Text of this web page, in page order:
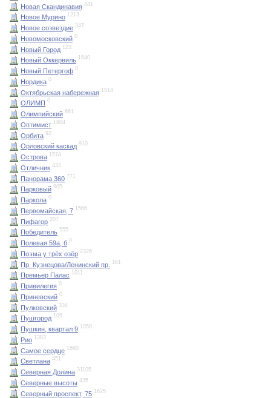
Новая Скандинавия 441
Новое Мурино 1213
Новое созвездие 347
Новомосковский 0
Новый Город 123
Новый Оккервиль 1640
Новый Петергоф 0
Нордика 0
Октябрьская набережная 1514
ОЛИМП 0
Олимпийский 661
Оптимист 1804
Орбита 92
Орловский каскад 910
Острова 1574
Отличник 432
Панорама 360 771
Парковый 905
Паркола 0
Первомайская, 7 1566
Пифагор 207
Победитель 555
Полевая 59а, б 0
Поэма у трёх озёр 2326
Пр. Кузнецова/Ленинский пр. 161
Премьер Палас 1011
Привилегия 0
Приневский 0
Пулковский 334
Пушгород 109
Пушкин, квартал 9 1050
Рио 1383
Самое сердце 1680
Светлана 451
Северная Долина 31105
Северные высоты 435
Северный проспект, 75 1625